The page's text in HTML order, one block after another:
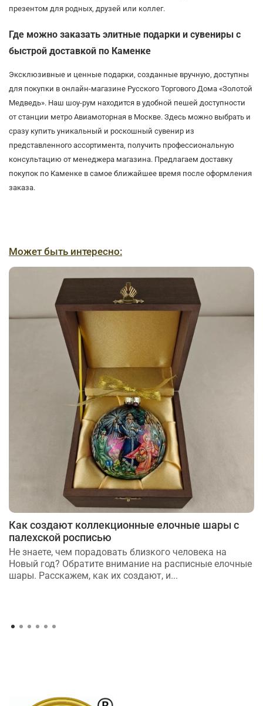
презентом для родных, друзей или коллег.
Где можно заказать элитные подарки и сувениры с
быстрой доставкой по Каменке
Эксклюзивные и ценные подарки, созданные вручную, доступны
для покупки в онлайн-магазине Русского Торгового Дома «Золотой
Медведь». Наш шоу-рум находится в удобной пешей доступности
от станции метро Авиамоторная в Москве. Здесь можно выбрать и
сразу купить уникальный и роскошный сувенир из
представленного ассортимента, получить профессиональную
консультацию от менеджера магазина. Предлагаем доставку
покупок по Каменке в самое ближайшее время после оформления
заказа.
Может быть интересно:
Как создают коллекционные елочные шары с
палехской росписью
Не знаете, чем порадовать близкого человека на
Новый год? Обратите внимание на расписные елочные
шары. Расскажем, как их создают, и...